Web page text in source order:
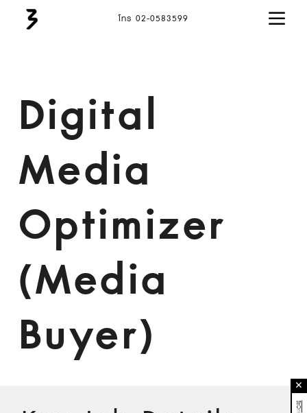
โทร 02-0583599
Digital
Media
Optimizer
(Media
Buyer)
MORE
✕